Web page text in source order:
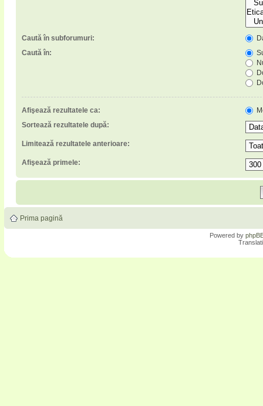
Caută în subforumuri:
Caută în:
Afişează rezultatele ca:
Sortează rezultatele după:
Limitează rezultatele anterioare:
Afişează primele:
Prima pagină
Powered by